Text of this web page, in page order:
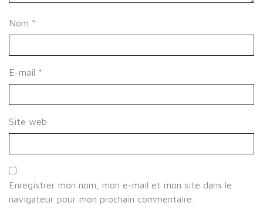
Nom *
E-mail *
Site web
Enregistrer mon nom, mon e-mail et mon site dans le
navigateur pour mon prochain commentaire.